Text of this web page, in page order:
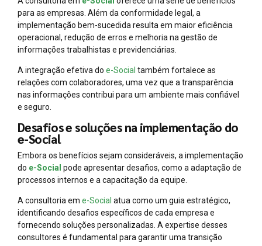
para as empresas. Além da conformidade legal, a
implementação bem-sucedida resulta em maior eficiência
operacional, redução de erros e melhoria na gestão de
informações trabalhistas e previdenciárias.
A integração efetiva do e-Social também fortalece as
relações com colaboradores, uma vez que a transparência
nas informações contribui para um ambiente mais confiável
e seguro.
Desafios e soluções na implementação do
e-Social
Embora os benefícios sejam consideráveis, a implementação
do e-Social pode apresentar desafios, como a adaptação de
processos internos e a capacitação da equipe.
A consultoria em e-Social atua como um guia estratégico,
identificando desafios específicos de cada empresa e
fornecendo soluções personalizadas. A expertise desses
consultores é fundamental para garantir uma transição